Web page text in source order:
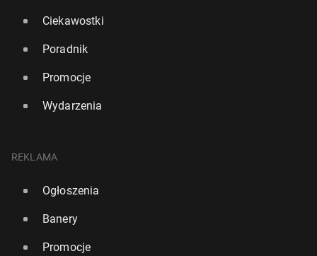
Ciekawostki
Poradnik
Promocje
Wydarzenia
REKLAMA
Ogłoszenia
Banery
Promocje